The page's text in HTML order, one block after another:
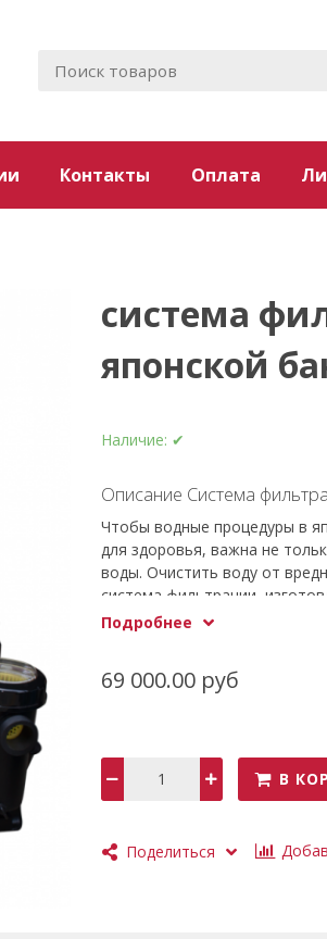
Контакты Оплата
система
японской
Наличие: ✔
Описание Система
Чтобы водные процедуры в
для здоровья, важна не
воды. Очистить воду от
система фильтрации,
автоматическом режиме.
Погружение в японскую
омоложению и
Подробнее
69 000.00 руб
В
Поделиться